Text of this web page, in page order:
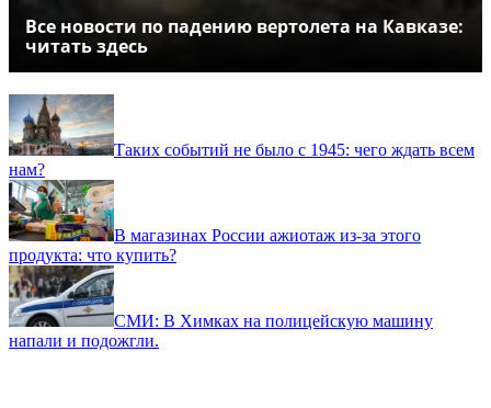
Все новости по падению вертолета на Кавказе:
читать здесь
Таких событий не было с 1945: чего ждать всем
нам?
В магазинах России ажиотаж из-за этого
продукта: что купить?
СМИ: В Химках на полицейскую машину
напали и подожгли.